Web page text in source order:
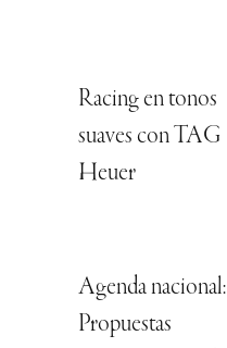
Racing en tonos
suaves con TAG
Heuer
Agenda nacional:
Propuestas